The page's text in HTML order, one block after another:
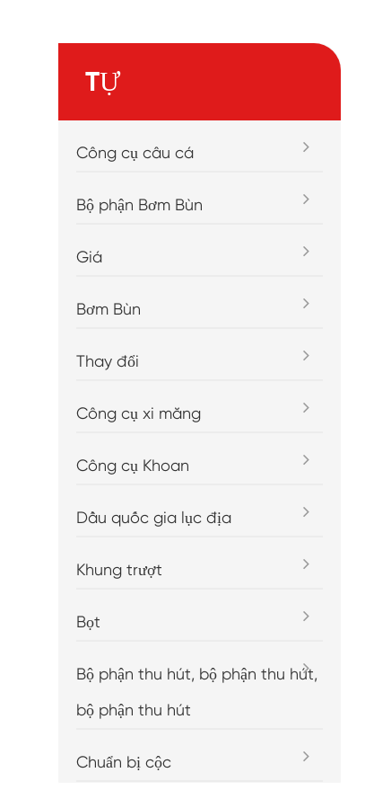
TỰ
Công cụ câu cá
Bộ phận Bơm Bùn
Giá
Bơm Bùn
Thay đổi
Công cụ xi măng
Công cụ Khoan
Dầu quốc gia lục địa
Khung trượt
Bọt
Bộ phận thu hút, bộ phận thu hút,
bộ phận thu hút
Chuẩn bị cộc